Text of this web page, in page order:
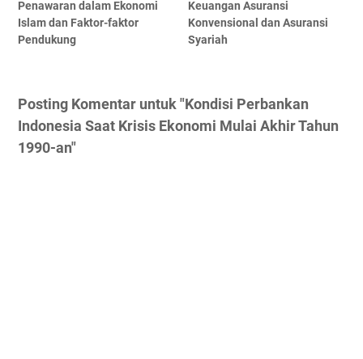
Penawaran dalam Ekonomi
Islam dan Faktor-faktor
Pendukung
Keuangan Asuransi
Konvensional dan Asuransi
Syariah
Posting Komentar untuk "Kondisi Perbankan
Indonesia Saat Krisis Ekonomi Mulai Akhir Tahun
1990-an"